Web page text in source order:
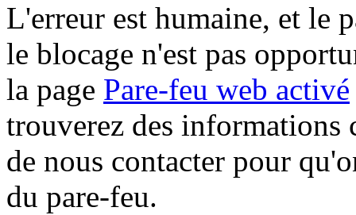
L'erreur est humaine, et le
le blocage n'est pas
la page Pare-feu web activé
trouverez des informations
de nous contacter pour
du pare-feu.